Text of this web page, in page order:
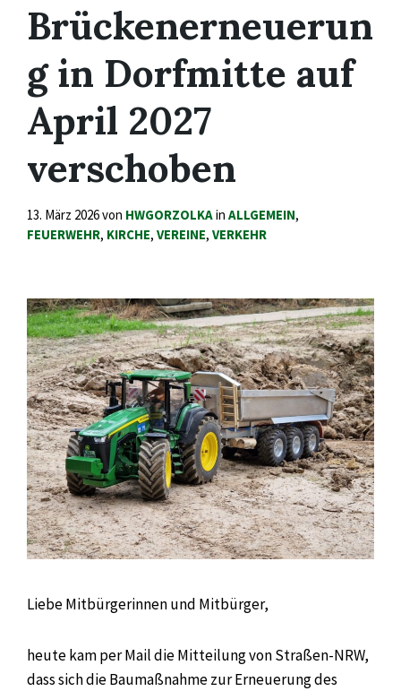
Brückenerneuerun
g in Dorfmitte auf
April 2027
verschoben
13. März 2026von HWGORZOLKAin ALLGEMEIN,
FEUERWEHR, KIRCHE, VEREINE, VERKEHR
Liebe Mitbürgerinnen und Mitbürger,
heute kam per Mail die Mitteilung von Straßen-NRW,
dass sich die Baumaßnahme zur Erneuerung des